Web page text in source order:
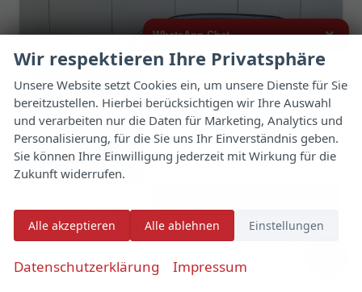
Hyundai TUCSON
Style NAVI+KAMERA+SHZ+LED+TEMPOMAT+17" ALU+PDC
unverbindliche Lieferzeit:17.08.2026 Neuwagen mit Tageszulassung
Fahrzeugnr. 179677 Getriebe Autom. 7-Gang
WhatsApp Chat ×
ich interessiere mich für das oben
genannte Fahrzeug und freue mich
über Eure Kontaktaufnahme.
Viele Grüße
Wir respektieren Ihre Privatsphäre
Unsere Website setzt Cookies ein, um unsere Dienste für Sie
bereitzustellen. Hierbei berücksichtigen wir Ihre Auswahl
und verarbeiten nur die Daten für Marketing, Analytics und
Personalisierung, für die Sie uns Ihr Einverständnis geben.
Sie können Ihre Einwilligung jederzeit mit Wirkung für die
Zukunft widerrufen.
Alle akzeptieren Alle ablehnen Einstellungen
Datenschutzerklärung Impressum